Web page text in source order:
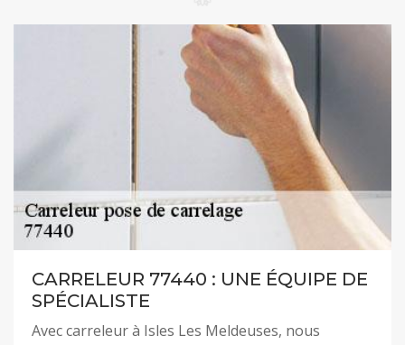
CARRELEUR 77440 : UNE ÉQUIPE DE
SPÉCIALISTE
Avec carreleur à Isles Les Meldeuses, nous